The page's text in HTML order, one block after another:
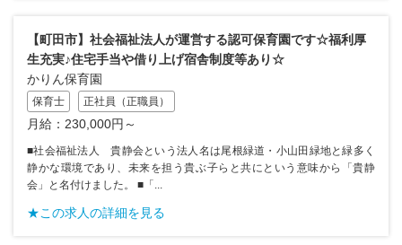
【町田市】社会福祉法人が運営する認可保育園です☆福利厚
生充実♪住宅手当や借り上げ宿舎制度等あり☆
かりん保育園
保育士 正社員（正職員）
月給：230,000円～
■社会福祉法人 貴静会という法人名は尾根緑道・小山田緑地と緑多く
静かな環境であり、未来を担う貴ぶ子らと共にという意味から「貴静
会」と名付けました。 ■「...
★この求人の詳細を見る